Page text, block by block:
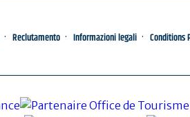
Reclutamento Informazioni legali Conditions